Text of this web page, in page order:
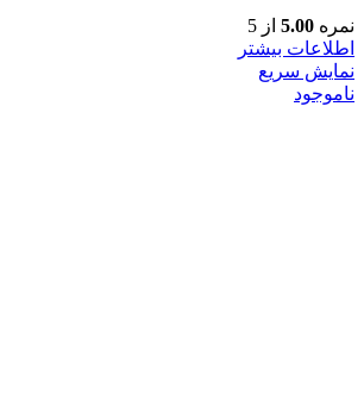
نمره 5.00 از 5
اطلاعات بیشتر
نمایش سریع
ناموجود